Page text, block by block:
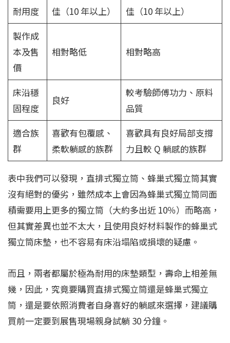
耐用度
佳（10 年以上）
佳（10 年以上）
製作成
本及售
價
相對略低 相對略高
床沿穩
固程度
良好
較考驗師傅功力、原料
品質
適合族
群
喜歡有包覆感、
柔軟躺感的族群
喜歡具有良好局部支撐
力且較 Q 躺感的族群
表中我們可以發現，直排式獨立筒、蜂巢式獨立筒其實
沒有絕對的優劣，雖然成本上會因為蜂巢式獨立筒同面
積需要用上更多的獨立筒（大約多出近 10％）而略高，
但其實差異也並不太大，且使用良好材料製作的蜂巢式
獨立筒床墊，也不容易有床沿塌陷或損壞的疑慮。
而且，兩者都屬於極為耐用的床墊類型，壽命上相差無
幾，因此，究竟要購買直排式獨立筒還是蜂巢式獨立
筒，還是要依照消費者自身喜好的躺感來選擇，建議購
買前一定要到展售現場親身試躺 30 分鐘。